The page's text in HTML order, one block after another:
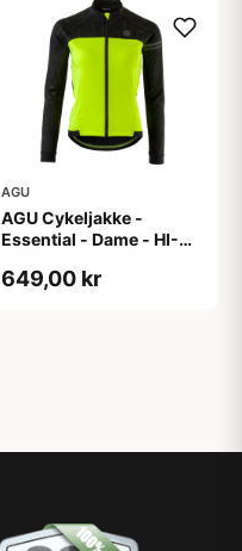
AGU
AGU Cykeljakke -
Essential - Dame - HI-
649,00 kr